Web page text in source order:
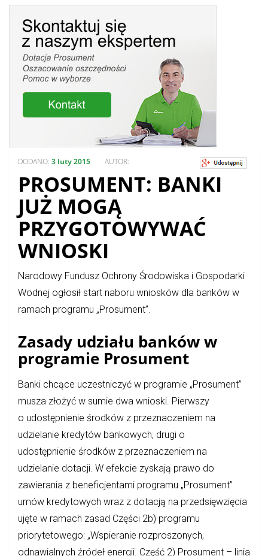
DODANO: 3 luty 2015 AUTOR:
PROSUMENT: BANKI
JUŻ MOGĄ
PRZYGOTOWYWAĆ
WNIOSKI
Narodowy Fundusz Ochrony Środowiska i Gospodarki
Wodnej ogłosił start naboru wniosków dla banków w
ramach programu „Prosument”.
Zasady udziału banków w
programie Prosument
Banki chcące uczestniczyć w programie „Prosument”
musza złożyć w sumie dwa wnioski. Pierwszy
o udostępnienie środków z przeznaczeniem na
udzielanie kredytów bankowych, drugi o
udostępnienie środków z przeznaczeniem na
udzielanie dotacji. W efekcie zyskają prawo do
zawierania z beneficjentami programu „Prosument”
umów kredytowych wraz z dotacją na przedsięwzięcia
ujęte w ramach zasad Części 2b) programu
priorytetowego: „Wspieranie rozproszonych,
odnawialnych źródeł energii. Część 2) Prosument – linia